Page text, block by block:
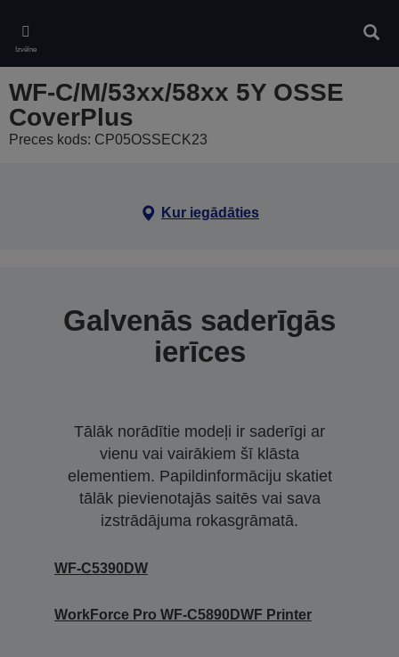
main
content
Izvēlne
WF-C/M/53xx/58xx 5Y OSSE
CoverPlus
Preces kods: CP05OSSECK23
Kur iegādāties
Galvenās saderīgās
ierīces
Tālāk norādītie modeļi ir saderīgi ar
vienu vai vairākiem šī klāsta
elementiem. Papildinformāciju skatiet
tālāk pievienotajās saitēs vai sava
izstrādājuma rokasgrāmatā.
WF-C5390DW
WorkForce Pro WF-C5890DWF Printer